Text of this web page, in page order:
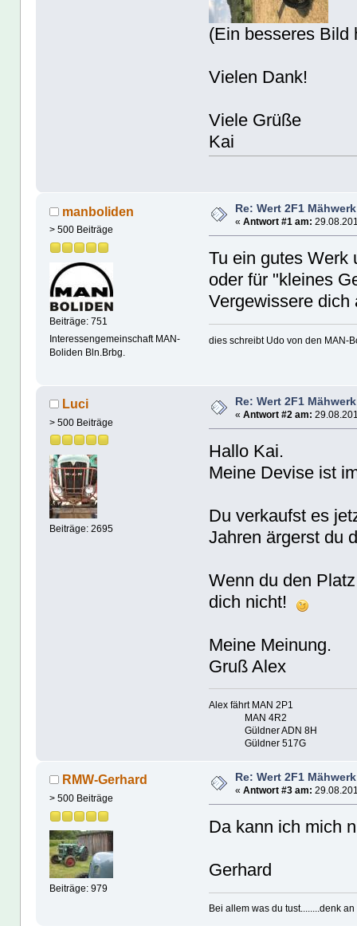
(Ein besseres Bild
Vielen Dank!
Viele Grüße
Kai
manboliden
> 500 Beiträge
Beiträge: 751
Interessengemeinschaft MAN-
Boliden Bln.Brbg.
Re: Wert 2F1 Mähwerk
« Antwort #1 am:
Tu ein gutes Werk
oder für "kleines
Vergewissere dich
dies schreibt Udo von den MAN-
Luci
> 500 Beiträge
Beiträge: 2695
Re: Wert 2F1 Mähwerk
« Antwort #2 am:
Hallo Kai.
Meine Devise ist
Du verkaufst es
Jahren ärgerst du
Wenn du den
dich nicht!
Meine Meinung.
Gruß Alex
Alex fährt MAN 2P1
MAN 4R2
Güldner ADN 8H
Güldner 517G
RMW-Gerhard
> 500 Beiträge
Beiträge: 979
Re: Wert 2F1 Mähwerk
« Antwort #3 am:
Da kann ich mich
Gerhard
Bei allem was du tust........denk